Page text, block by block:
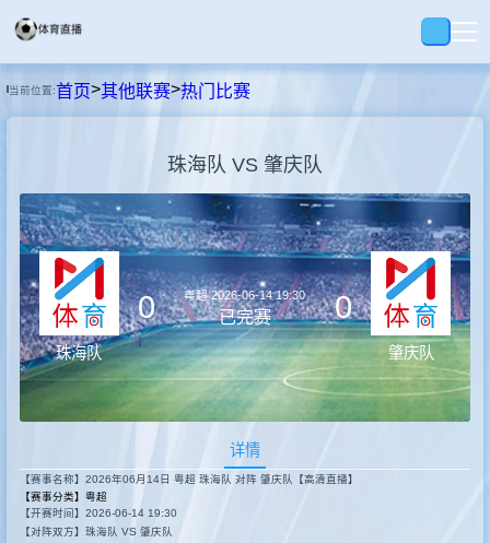
首页
足球
篮球
回放
集锦
快讯
当前位置:首页>其他联赛>热门比赛
珠海队 VS 肇庆队
珠海队
0 粤超2026-06-14 19:30
已完赛 0
肇庆队
详情
【赛事名称】2026年06月14日 粤超 珠海队 对阵 肇庆队【高清直播】
【赛事分类】 粤超
【开赛时间】2026-06-14 19:30
【对阵双方】珠海队 VS 肇庆队